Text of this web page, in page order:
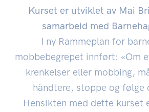
Kurset er utviklet av Mai
samarbeid med
I ny Rammeplan for
mobbebegrepet innført: «Om
krenkelser eller mobbing,
håndtere, stoppe og følge
Hensikten med dette kurset